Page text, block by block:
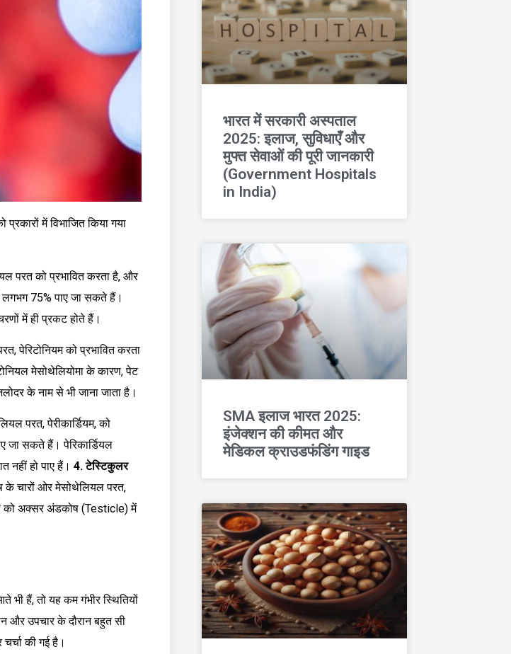
प्रकारों में विभाजित किया गया
परत को प्रभावित करता है, और
75% पाए जा सकते हैं।
में ही प्रकट होते हैं।
पेरिटोनियम को प्रभावित करता
मेसोथेलियोमा के कारण, पेट
के नाम से भी जाना जाता है।
परत, पेरीकार्डियम, को
जा सकते हैं। पेरिकार्डियल
नहीं हो पाए हैं। 4. टेस्टिकुलर
के चारों ओर मेसोथेलियल परत,
को अक्सर अंडकोष (Testicle) में
हैं, तो यह कम गंभीर स्थितियों
और उपचार के दौरान बहुत सी
की गई है।
भारत में सरकारी अस्पताल
2025: इलाज, सुविधाएँ और
मुफ्त सेवाओं की पूरी जानकारी
(Government Hospitals
in India)
SMA इलाज भारत 2025:
इंजेक्शन की कीमत और
मेडिकल क्राउडफंडिंग गाइड